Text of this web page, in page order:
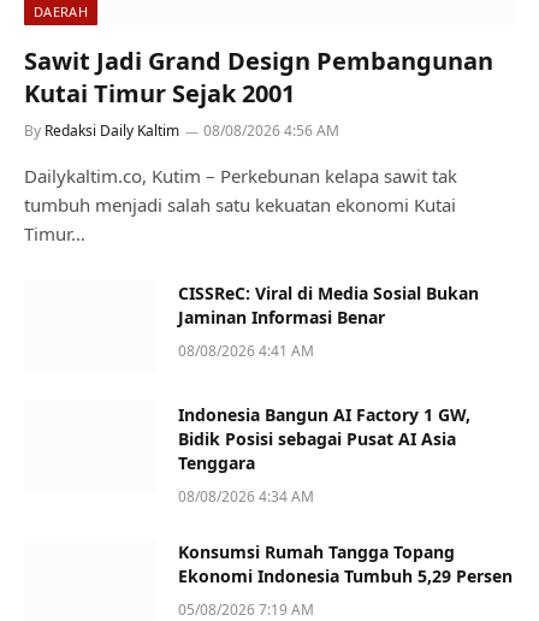
DAERAH
Sawit Jadi Grand Design Pembangunan
Kutai Timur Sejak 2001
By Redaksi Daily Kaltim 08/08/2026 4:56 AM
Dailykaltim.co, Kutim – Perkebunan kelapa sawit tak
tumbuh menjadi salah satu kekuatan ekonomi Kutai
Timur…
CISSReC: Viral di Media Sosial Bukan
Jaminan Informasi Benar
08/08/2026 4:41 AM
Indonesia Bangun AI Factory 1 GW,
Bidik Posisi sebagai Pusat AI Asia
Tenggara
08/08/2026 4:34 AM
Konsumsi Rumah Tangga Topang
Ekonomi Indonesia Tumbuh 5,29 Persen
05/08/2026 7:19 AM